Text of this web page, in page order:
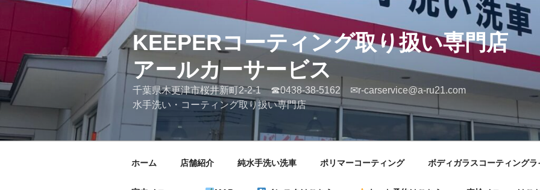
へ
ス
キ
プ
KEEPERコーティング取り
アールカーサービス
千葉県木更津市桜井新町2-2-1 ☎0438-38-5162 ✉r-
水手洗い・コーティング取り扱い専門店
ホーム 店舗紹介 純水手洗い洗車 ポリマーコーティング ボディガラスコーティングラ